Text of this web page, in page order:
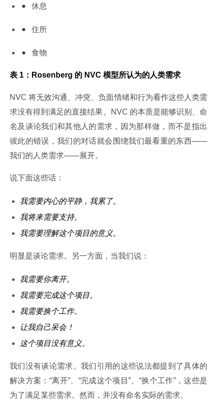
休息
住所
食物
表 1：Rosenberg 的 NVC 模型所认为的人类需求
NVC 将无效沟通、冲突、负面情绪和行为看作这些人类需
求没有得到满足的直接结果。NVC 的本质是能够识别、命
名及谈论我们和其他人的需求，因为那样做，而不是指出
彼此的错误，我们的对话就会围绕我们最看重的东西——
我们的人类需求——展开。
说下面这些话：
我需要内心的平静，我累了。
我将来需要支持。
我需要理解这个项目的意义。
明显是谈论需求。另一方面，当我们说：
我需要你离开。
我需要完成这个项目。
我需要换个工作。
让我自己呆会！
这个项目没有意义。
我们没有谈论需求。我们引用的这些说法都提到了具体的
解决方案：“离开”、“完成这个项目”、“换个工作”，这些是
为了满足某些需求。然而，并没有命名实际的需求。